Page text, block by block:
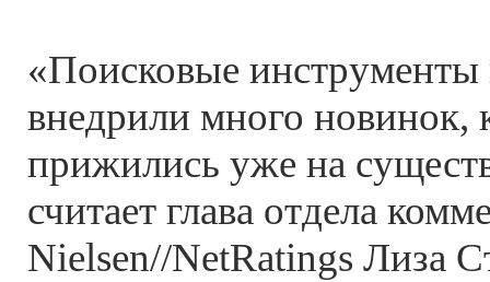
«Поисковые инструменты
внедрили много новинок,
прижились уже на
считает глава отдела
Nielsen//NetRatings Лиза